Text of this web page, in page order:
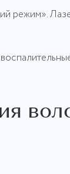
режим».